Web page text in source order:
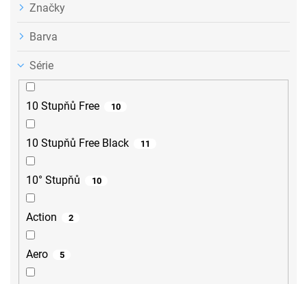
Značky
Barva
Série
10 Stupňů Free 10
10 Stupňů Free Black 11
10° Stupňů 10
Action 2
Aero 5